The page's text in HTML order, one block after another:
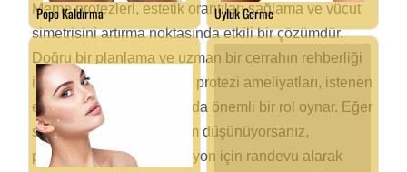
Meme protezleri, estetik orantıları sağlama ve vücut
simetrisini artırma noktasında etkili bir çözümdür.
Doğru bir planlama ve uzman bir cerrahın rehberliği
ile gerçekleştirilen meme protezi ameliyatları, istenen
estetik sonuçlara ulaşmada önemli bir rol oynar. Eğer
siz de estetik bir dönüşüm düşünüyorsanız,
profesyonel bir konsültasyon için randevu alarak